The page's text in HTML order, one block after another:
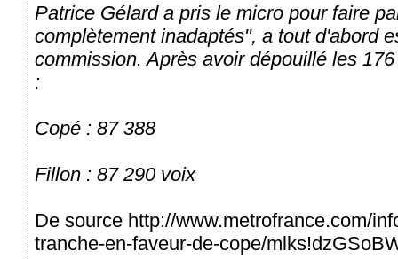
Patrice Gélard a pris le micro pour faire
complètement inadaptés", a tout d'abord
commission. Après avoir dépouillé les
:
Copé : 87 388
Fillon : 87 290 voix
De source http://www.metrofrance.com/
tranche-en-faveur-de-cope/